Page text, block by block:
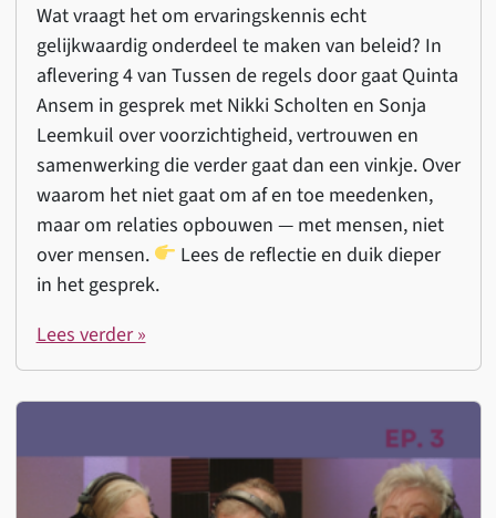
Wat vraagt het om ervaringskennis echt
gelijkwaardig onderdeel te maken van beleid? In
aflevering 4 van Tussen de regels door gaat Quinta
Ansem in gesprek met Nikki Scholten en Sonja
Leemkuil over voorzichtigheid, vertrouwen en
samenwerking die verder gaat dan een vinkje. Over
waarom het niet gaat om af en toe meedenken,
maar om relaties opbouwen — met mensen, niet
over mensen.
Lees de reflectie en duik dieper
in het gesprek.
Lees verder »